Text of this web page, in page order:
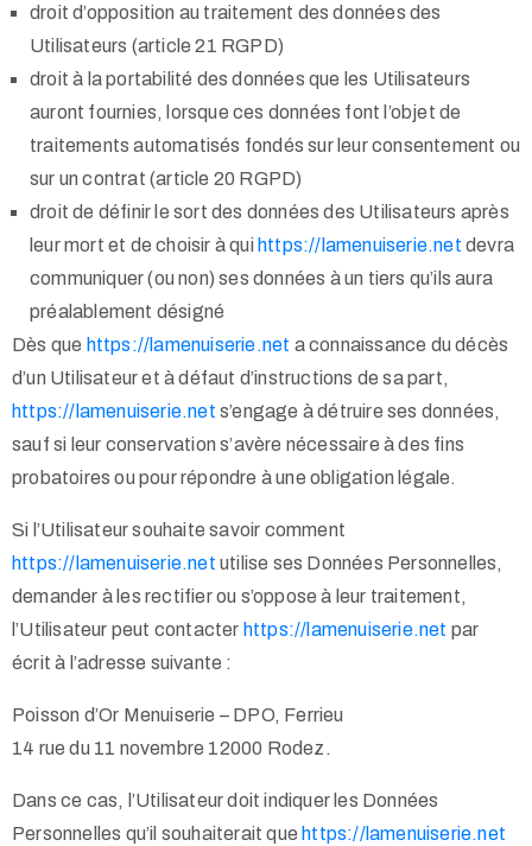
droit d’opposition au traitement des données des
Utilisateurs (article 21 RGPD)
droit à la portabilité des données que les Utilisateurs
auront fournies, lorsque ces données font l’objet de
traitements automatisés fondés sur leur consentement ou
sur un contrat (article 20 RGPD)
droit de définir le sort des données des Utilisateurs après
leur mort et de choisir à qui https://lamenuiserie.net devra
communiquer (ou non) ses données à un tiers qu’ils aura
préalablement désigné
Dès que https://lamenuiserie.net a connaissance du décès
d’un Utilisateur et à défaut d’instructions de sa part,
https://lamenuiserie.net s’engage à détruire ses données,
sauf si leur conservation s’avère nécessaire à des fins
probatoires ou pour répondre à une obligation légale.
Si l’Utilisateur souhaite savoir comment
https://lamenuiserie.net utilise ses Données Personnelles,
demander à les rectifier ou s’oppose à leur traitement,
l’Utilisateur peut contacter https://lamenuiserie.net par
écrit à l’adresse suivante :
Poisson d’Or Menuiserie – DPO, Ferrieu
14 rue du 11 novembre 12000 Rodez.
Dans ce cas, l’Utilisateur doit indiquer les Données
Personnelles qu’il souhaiterait que https://lamenuiserie.net